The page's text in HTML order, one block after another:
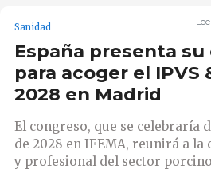
Sanidad
España presenta
para acoger el IPVS
2028 en Madrid
El congreso, que se celebraría
de 2028 en IFEMA, reunirá a
y profesional del sector